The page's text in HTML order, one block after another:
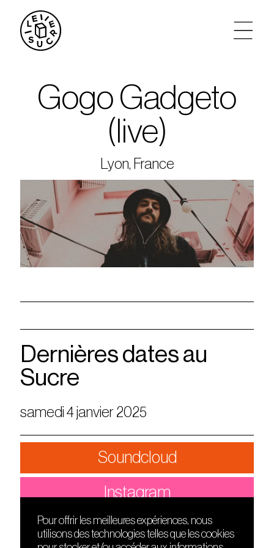
agenda
le sucre max
partenariats
privatisations
Gogo Gadgeto
(live)
Lyon, France
Dernières dates au
Sucre
samedi 4 janvier 2025
Soundcloud
Instagram
DÉCOUVRIR
FRIENDS
Pour offrir les meilleures expériences, nous
utilisons des technologies telles que les cookies